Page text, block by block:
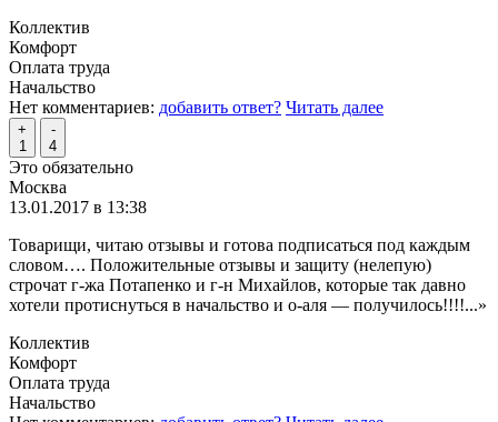
Коллектив
Комфорт
Оплата труда
Начальство
Нет комментариев: добавить ответ? Читать далее
+
1
-
4
Это обязательно
Москва
13.01.2017 в 13:38
Товарищи, читаю отзывы и готова подписаться под каждым
словом…. Положительные отзывы и защиту (нелепую)
строчат г-жа Потапенко и г-н Михайлов, которые так давно
хотели протиснуться в начальство и о-аля — получилось!!!!...»
Коллектив
Комфорт
Оплата труда
Начальство